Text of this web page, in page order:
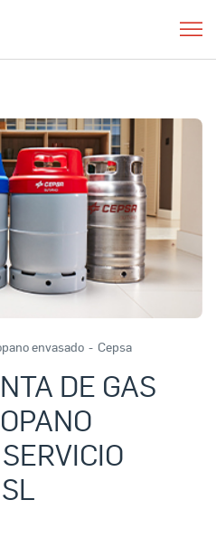
envasado - Cepsa
DE GAS